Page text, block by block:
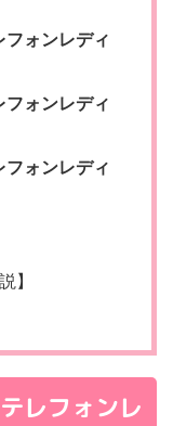
フォンレディ
フォンレディ
フォンレディ
】
レフォンレ